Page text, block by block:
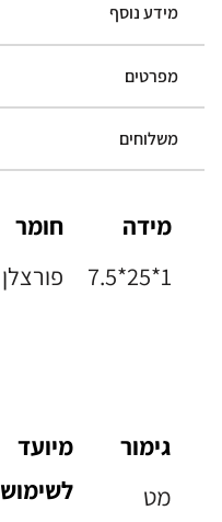
מידע נוסף
מפרטים
משלוחים
מידה
7.5*25*1
חומר
פורצלן
גימור
מט
מיועד
לשימוש